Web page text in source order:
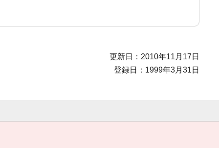
更新日：2010年11月17日
登録日：1999年3月31日